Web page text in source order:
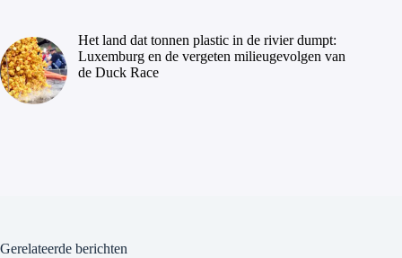
Het land dat tonnen plastic in de rivier dumpt:
Luxemburg en de vergeten milieugevolgen van
de Duck Race
Gerelateerde berichten